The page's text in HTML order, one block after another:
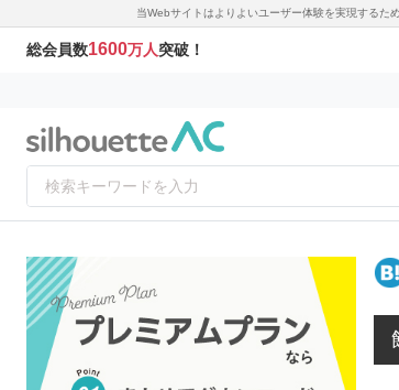
当Webサイトはよりよいユーザー体験を実現するた
総会員数1600万人突破！